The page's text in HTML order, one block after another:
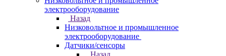
электрооборудование
Назад
Низковольтное и промышленное
электрооборудование
Датчики/сенсоры
Назад